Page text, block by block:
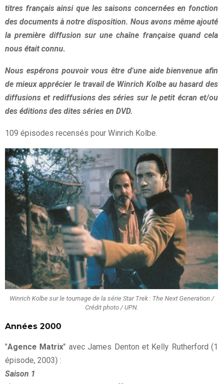
titres français ainsi que les saisons concernées en fonction
des documents à notre disposition. Nous avons même ajouté
la première diffusion sur une chaîne française quand cela
nous était connu.
Nous espérons pouvoir vous être d'une aide bienvenue afin
de mieux apprécier le travail de Winrich Kolbe au hasard des
diffusions et rediffusions des séries sur le petit écran et/ou
des éditions des dites séries en DVD.
109 épisodes recensés pour Winrich Kolbe.
Winrich Kolbe sur le tournage de la série Star Trek : The Next Generation /
Crédit photo / UPN.
Années 2000
"Agence Matrix" avec James Denton et Kelly Rutherford (1
épisode, 2003) :
Saison 1